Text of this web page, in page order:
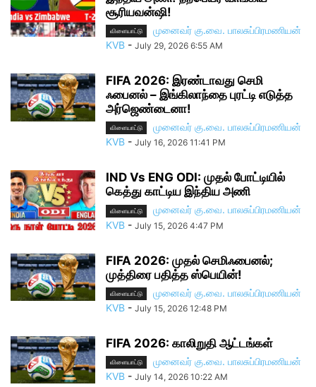
சூரியவன்ஷி!
விளையாட்டு
முனைவர் கு.வை. பாலசுப்பிரமணியன்
KVB - July 29, 2026 6:55 AM
FIFA 2026: இரண்டாவது செமி
ஃபைனல் – இங்கிலாந்தை புரட்டி எடுத்த
அர்ஜெண்டைனா!
விளையாட்டு
முனைவர் கு.வை. பாலசுப்பிரமணியன்
KVB - July 16, 2026 11:41 PM
IND Vs ENG ODI: முதல் போட்டியில்
கெத்து காட்டிய இந்திய அணி
விளையாட்டு
முனைவர் கு.வை. பாலசுப்பிரமணியன்
KVB - July 15, 2026 4:47 PM
FIFA 2026: முதல் செமிஃபைனல்;
முத்திரை பதித்த ஸ்பெயின்!
விளையாட்டு
முனைவர் கு.வை. பாலசுப்பிரமணியன்
KVB - July 15, 2026 12:48 PM
FIFA 2026: காலிறுதி ஆட்டங்கள்
விளையாட்டு
முனைவர் கு.வை. பாலசுப்பிரமணியன்
KVB - July 14, 2026 10:22 AM